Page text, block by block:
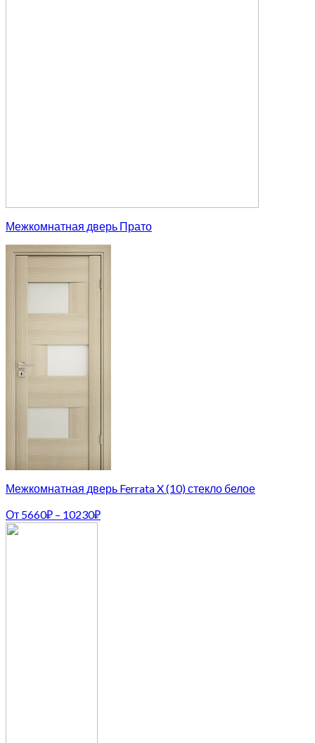
Межкомнатная дверь Прато
Межкомнатная дверь Ferrata X (10) стекло белое
От 5660₽ – 10230₽